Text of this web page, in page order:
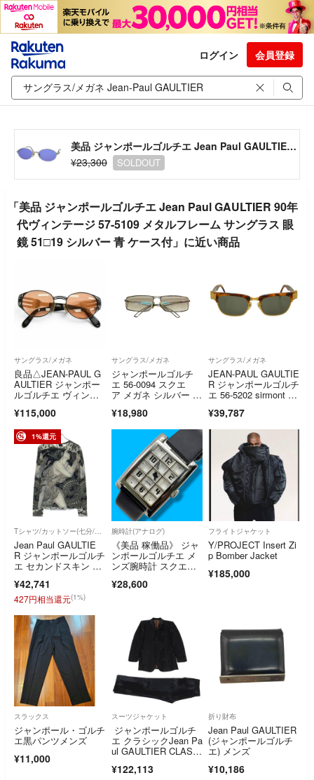
ログイン 会員登録
美品 ジャンポールゴルチエ Jean Paul GAULTIER 90年代ヴィンテージ 57-5109 メタルフレーム サングラス 眼鏡 51□19 シルバー 青 ケース付
¥23,300
SOLDOUT
「美品 ジャンポールゴルチエ Jean Paul GAULTIER 90年
代ヴィンテージ 57-5109 メタルフレーム サングラス 眼
鏡 51□19 シルバー 青 ケース付」に近い商品
サングラス/メガネ
良品△JEAN-PAUL G
AULTIER ジャンポー
ルゴルチエ ヴィンテ
ク アーカイブ サング
ラス ブラック シルバ
ー 日本製 メンズ
¥115,000
サングラス/メガネ
ジャンポールゴルチ
エ 56-0094 スクエ
ア メガネ シルバー ヴ
1VJX3
¥18,980
サングラス/メガネ
JEAN-PAUL GAULTIE
R ジャンポールゴルチ
エ 56-5202 sirmont ty
ア サングラス メガ
ネ ブラウン系【中
¥39,787
1%還元
Tシャツ/カットソー(七分/長袖)
Jean Paul GAULTIE
R ジャンポールゴルチ
エ セカンドスキン フ
袖 ロングスリーブ カ
ットソー グレー
¥42,741
427円相当還元(1%)
腕時計(アナログ)
《美品 稼働品》 ジャ
ンポールゴルチエ メ
ンズ腕時計 スクエ
¥28,600
フライトジャケット
Y/PROJECT Insert Zi
p Bomber Jacket
¥185,000
スラックス
ジャンポール・ゴルチ
エ黒パンツメンズ
¥11,000
スーツジャケット
ジャンポールゴルチ
エ クラシックJean Pa
ul GAULTIER CLASSI
ドセットアップ 黒48
¥122,113
折り財布
Jean Paul GAULTIER
(ジャンポールゴルチ
エ) メンズ
¥10,186